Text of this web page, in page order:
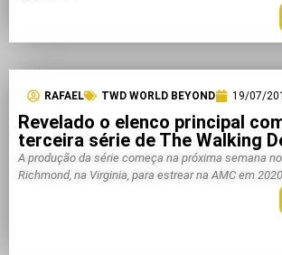
RAFAEL TWD WORLD BEYOND 19/07/
Revelado o elenco principal
terceira série de The Walking
A produção da série começa na próxima semana
Richmond, na Virginia, para estrear na AMC em